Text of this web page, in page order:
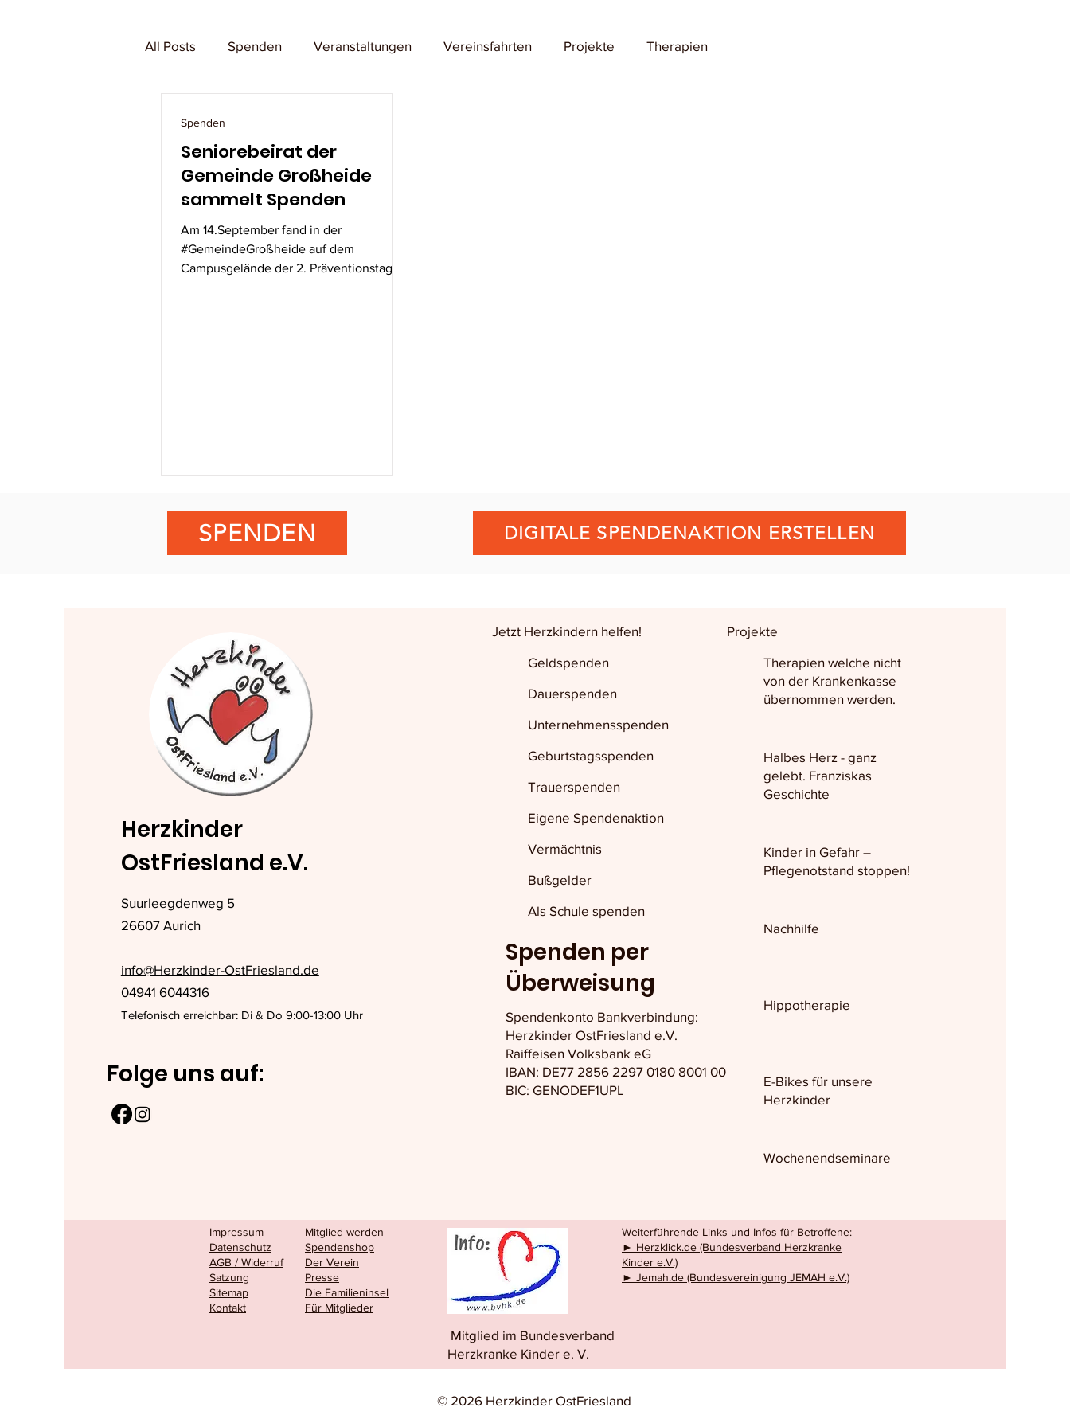
All Posts Spenden Veranstaltungen Vereinsfahrten Projekte Therapien
Seniorebeirat der
Gemeinde Großheide
sammelt Spenden
Am 14.September fand in der
#GemeindeGroßheide auf dem
Campusgelände der 2. Präventionstag
Spenden
SPENDEN DIGITALE SPENDENAKTION ERSTELLEN
Herzkinder
OstFriesland e.V.
Suurleegdenweg 5
26607 Aurich
info@Herzkinder-OstFriesland.de
04941 6044316
Telefonisch erreichbar: Di & Do 9:00-13:00 Uhr
Folge uns auf:
Jetzt Herzkindern helfen! Projekte
Geldspenden
Dauerspenden
Unternehmensspenden
Geburtstagsspenden
Trauerspenden
Eigene Spendenaktion
Vermächtnis
Bußgelder
Als Schule spenden
Spenden per
Überweisung
Spendenkonto Bankverbindung:
Herzkinder OstFriesland e.V.
Raiffeisen Volksbank eG
IBAN: DE77 2856 2297 0180 8001 00
BIC: GENODEF1UPL
Therapien welche nicht
von der Krankenkasse
übernommen werden.
Halbes Herz - ganz
gelebt. Franziskas
Geschichte
Kinder in Gefahr –
Pflegenotstand stoppen!
Nachhilfe
Hippotherapie
E-Bikes für unsere
Herzkinder
Wochenendseminare
Impressum
Datenschutz
AGB / Widerruf
Satzung
Sitemap
Kontakt
Mitglied werden
Spendenshop
Der Verein
Presse
Die Familieninsel
Für Mitglieder
Weiterführende Links und Infos für Betroffene:
► Herzklick.de (Bundesverband Herzkranke
Kinder e.V.)
► Jemah.de (Bundesvereinigung JEMAH e.V.)
Mitglied im Bundesverband
Herzkranke Kinder e. V.
© 2026 Herzkinder OstFriesland